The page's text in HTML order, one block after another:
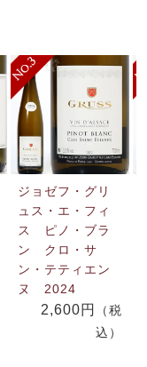
ジョゼフ・グリ
ュス・エ・フィ
ス ピノ・ブラ
ン クロ・サ
ン・テティエン
ヌ 2024
2,600円
（税
込）